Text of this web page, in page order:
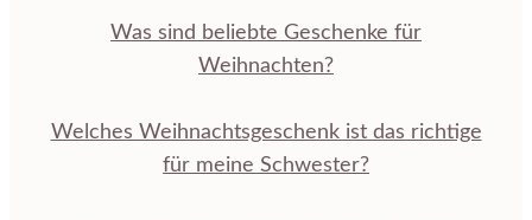
Was sind beliebte Geschenke für
Weihnachten?
Welches Weihnachtsgeschenk ist das richtige
für meine Schwester?